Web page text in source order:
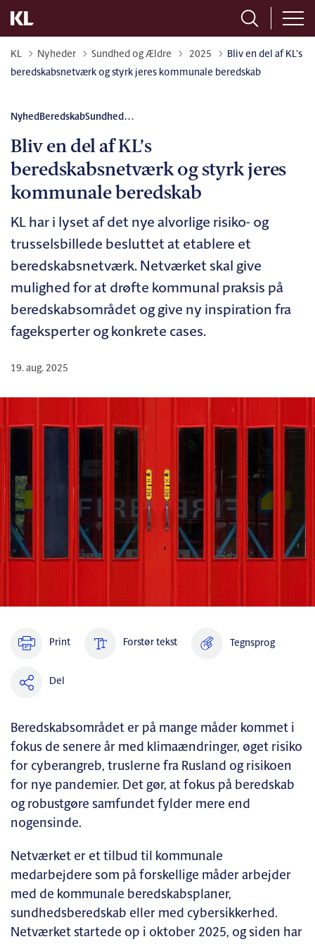
KL Nyheder Sundhed og Ældre Tilbage til
2025
Bliv en del af KL’s
beredskabsnetværk og styrk jeres kommunale beredskab
Nyhed BeredskabSundhed ...
Bliv en del af KL’s
beredskabsnetværk og styrk jeres
kommunale beredskab
KL har i lyset af det nye alvorlige risiko- og
trusselsbillede besluttet at etablere et
beredskabsnetværk. Netværket skal give
mulighed for at drøfte kommunal praksis på
beredskabsområdet og give ny inspiration fra
fageksperter og konkrete cases.
19. aug. 2025
Print Forstør tekst Tegnsprog
Del
Beredskabsområdet er på mange måder kommet i
fokus de senere år med klimaændringer, øget risiko
for cyberangreb, truslerne fra Rusland og risikoen
for nye pandemier. Det gør, at fokus på beredskab
og robustgøre samfundet fylder mere end
nogensinde.
Netværket er et tilbud til kommunale
medarbejdere som på forskellige måder arbejder
med de kommunale beredskabsplaner,
sundhedsberedskab eller med cybersikkerhed.
Netværket startede op i oktober 2025, og siden har